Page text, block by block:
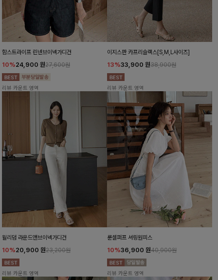
함스트라이프 린넨브이넥가디건
10%24,900 원27,600원
리뷰 카운트 영역
이지스판 카프리슬랙스[S,M,L사이즈]
13%33,900 원38,900원
리뷰 카운트 영역
윌리덤 라운드앤브이넥가디건
10%20,900 원23,200원
리뷰 카운트 영역
룬셀퍼프 셔링원피스
10%36,900 원40,900원
리뷰 카운트 영역